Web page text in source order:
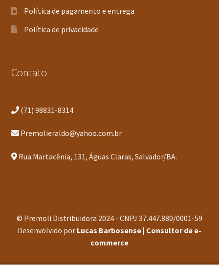
Política de pagamento e entrega
Política de privacidade
Contato
(71) 98831-8314
Premolieraldo@yahoo.com.br
Rua Martacênia, 131, Águas Claras, Salvador/BA.
© Premoli Distribuidora 2024 - CNPJ 37.447.880/0001-59
Desenvolvido por Lucas Barbosense | Consultor de e-
commerce